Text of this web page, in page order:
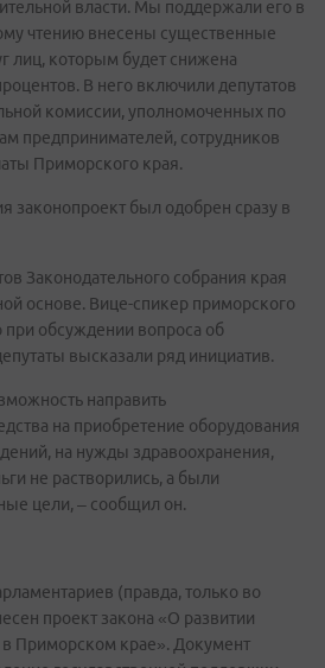
власти. Мы поддержали его в
чтению внесены существенные
лиц, которым будет снижена
В него включили депутатов
комиссии, уполномоченных по
предпринимателей, сотрудников
Приморского края.
законопроект был одобрен сразу в
Законодательного собрания края
основе. Вице-спикер приморского
при обсуждении вопроса об
высказали ряд инициатив.
направить
на приобретение оборудования
на нужды здравоохранения,
не растворились, а были
цели, – сообщил он.
(правда, только во
проект закона «О развитии
в Приморском крае». Документ